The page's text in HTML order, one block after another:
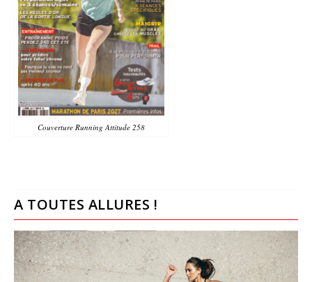
Couverture Running Attitude 258
A TOUTES ALLURES !